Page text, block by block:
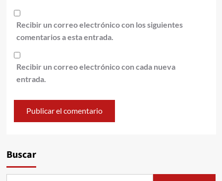
Recibir un correo electrónico con los siguientes
comentarios a esta entrada.
Recibir un correo electrónico con cada nueva
entrada.
Buscar